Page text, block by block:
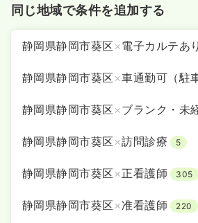
同じ地域で条件を追加する
静岡県静岡市葵区 ×電子カルテあり
静岡県静岡市葵区 ×車通勤可（駐
静岡県静岡市葵区 ×ブランク・未
静岡県静岡市葵区 ×訪問診療 5
静岡県静岡市葵区 ×正看護師 305
静岡県静岡市葵区 ×准看護師 220